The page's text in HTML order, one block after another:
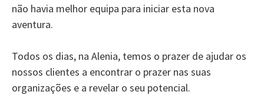
não havia melhor equipa para iniciar esta nova
aventura.
Todos os dias, na Alenia, temos o prazer de ajudar os
nossos clientes a encontrar o prazer nas suas
organizações e a revelar o seu potencial.